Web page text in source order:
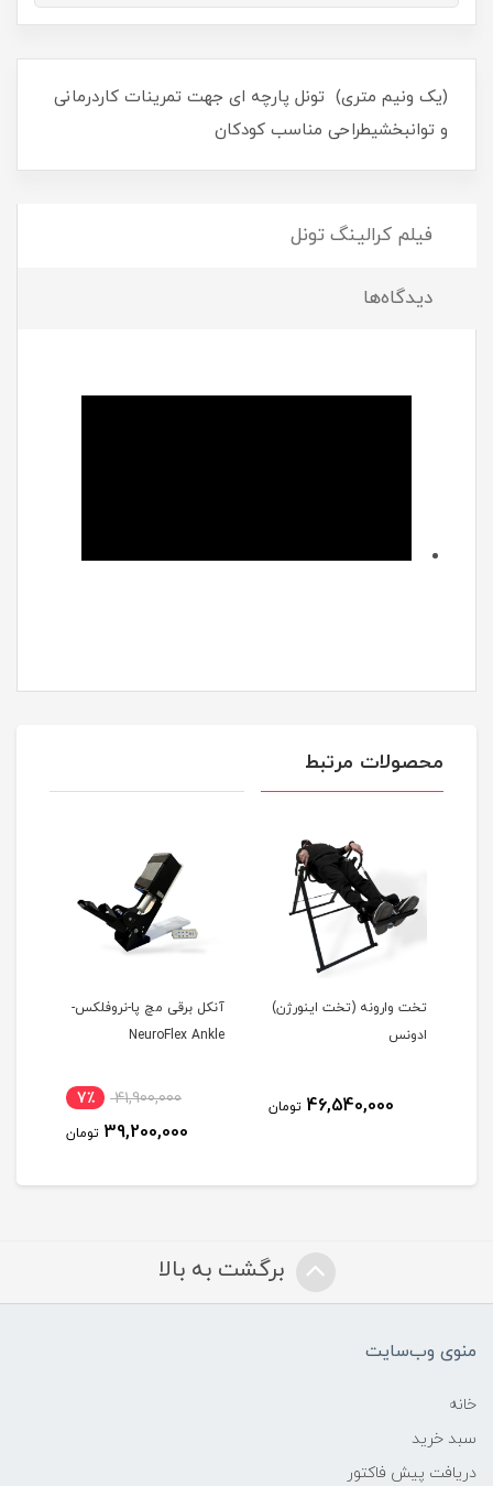
(یک ونیم متری) تونل پارچه ای جهت تمرينات کاردرمانی
و توانبخشیطراحی مناسب کودکان
فیلم کرالینگ تونل
دیدگاه‌ها
محصولات مرتبط
تخت وارونه (تخت اينورژن)
ادونس
46,540,000 تومان
آنکل برقی مچ پا-نروفلکس-
NeuroFlex Ankle
41,900,000 7٪
39,200,000 تومان
برگشت به بالا
منوی وب‌سایت
خانه
سبد خرید
دریافت پیش فاکتور